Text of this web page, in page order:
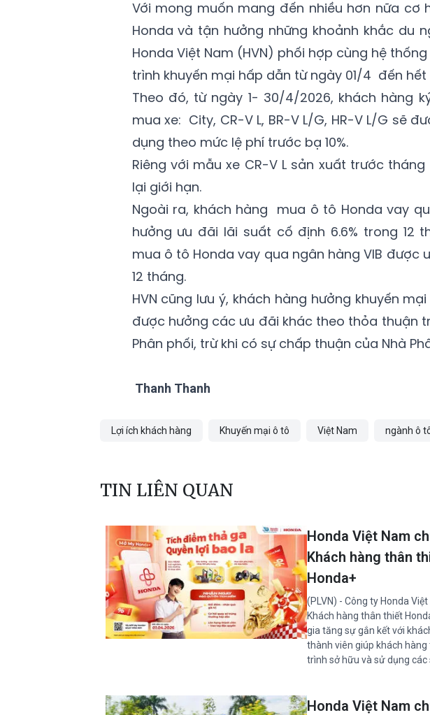
Với mong muốn mang đến nhiều hơn nữa
Honda và tận hưởng những khoảnh khắc du
Honda Việt Nam (HVN) phối hợp cùng hệ
trình khuyến mại hấp dẫn từ ngày 01/4 đến
Theo đó, từ ngày 1- 30/4/2026, khách hàng
mua xe: City, CR-V L, BR-V L/G, HR-V L/G sẽ
dụng theo mức lệ phí trước bạ 10%.
Riêng với mẫu xe CR-V L sản xuất trước
lại giới hạn.
Ngoài ra, khách hàng mua ô tô Honda vay
hưởng ưu đãi lãi suất cố định 6.6% trong 12
mua ô tô Honda vay qua ngân hàng VIB được
12 tháng.
HVN cũng lưu ý, khách hàng hưởng khuyến
được hưởng các ưu đãi khác theo thỏa thuận
Phân phối, trừ khi có sự chấp thuận của Nhà
Thanh Thanh
Lợi ích khách hàng Khuyến mại ô tô Việt Nam ngành ô
TIN LIÊN QUAN
Honda Việt Nam
Khách hàng thân
Honda+
(PLVN) - Công ty Honda
Khách hàng thân thiết
gia tăng sự gắn kết với
thành viên giúp khách
trình sở hữu và sử dụng các
Honda Việt Nam